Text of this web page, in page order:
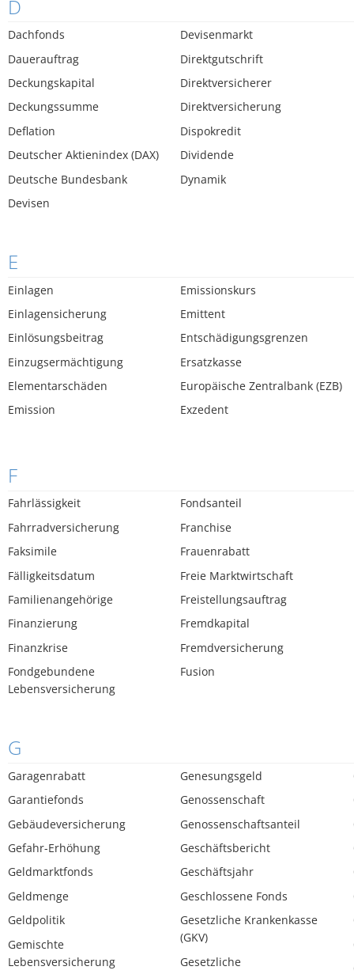
D
Dachfonds
Dauerauftrag
Deckungskapital
Deckungssumme
Deflation
Deutscher Aktienindex (DAX)
Deutsche Bundesbank
Devisen
Devisenmarkt
Direktgutschrift
Direktversicherer
Direktversicherung
Dispokredit
Dividende
Dynamik
E
Einlagen
Einlagensicherung
Einlösungsbeitrag
Einzugsermächtigung
Elementarschäden
Emission
Emissionskurs
Emittent
Entschädigungsgrenzen
Ersatzkasse
Europäische Zentralbank (EZB)
Exzedent
F
Fahrlässigkeit
Fahrradversicherung
Faksimile
Fälligkeitsdatum
Familienangehörige
Finanzierung
Finanzkrise
Fondgebundene
Lebensversicherung
Fondsanteil
Franchise
Frauenrabatt
Freie Marktwirtschaft
Freistellungsauftrag
Fremdkapital
Fremdversicherung
Fusion
G
Garagenrabatt
Garantiefonds
Gebäudeversicherung
Gefahr-Erhöhung
Geldmarktfonds
Geldmenge
Geldpolitik
Gemischte
Lebensversicherung
Genesungsgeld
Genossenschaft
Genossenschaftsanteil
Geschäftsbericht
Geschäftsjahr
Geschlossene Fonds
Gesetzliche Krankenkasse
(GKV)
Gesetzliche